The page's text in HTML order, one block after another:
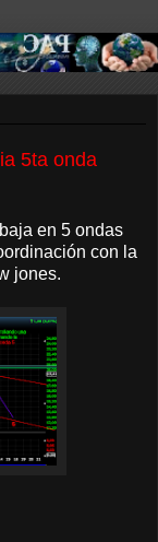
5ta onda
en 5 ondas
con la
jones.